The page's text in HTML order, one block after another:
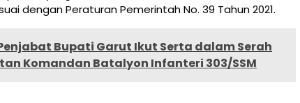
dengan Peraturan Pemerintah No. 39 Tahun 2021.
Bupati Garut Ikut Serta dalam Serah
Komandan Batalyon Infanteri 303/SSM